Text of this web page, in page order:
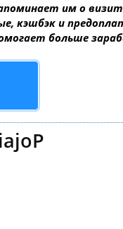
им о
кэшбэк и
больше